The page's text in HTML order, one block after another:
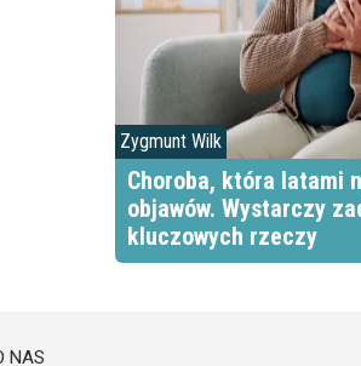
Zygmunt Wilk
Choroba, która latami
objawów. Wystarczy
kluczowych rzeczy
NAS